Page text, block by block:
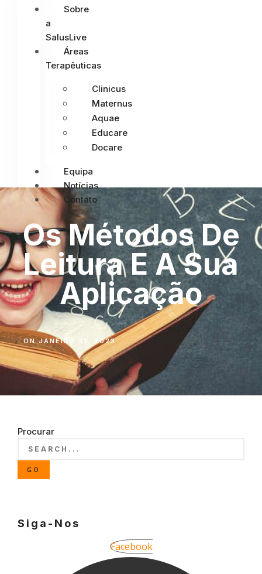
Sobre
a
SalusLive
Áreas
Terapêuticas
Clinicus
Maternus
Aquae
Educare
Docare
Equipa
Notícias
Contato
Os Métodos De
Leitura E A Sua
Aplicação
ON JANEIRO 31, 2023
Procurar
GO
Siga-Nos
Facebook